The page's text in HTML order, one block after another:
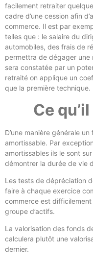
facilement retraiter
cadre d’une cession afin
commerce. Il est par
telles que : le salaire du
automobiles, des frais de
permettra de dégager
sera constatée par un
retraité on applique un
que la première technique.
Ce
D’une manière générale
amortissable. Par
amortissables ils le sont
démontrer la durée de vie
Les tests de dépréciation
faire à chaque exercice
commerce est
groupe d’actifs.
La valorisation des fonds
calculera plutôt une
dernier.